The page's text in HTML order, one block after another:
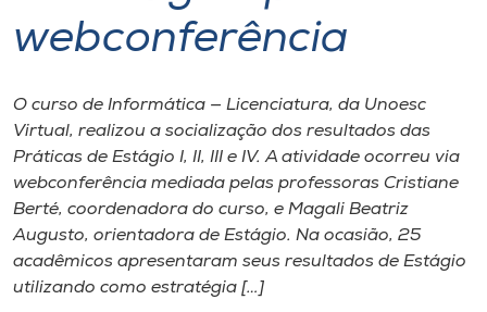
Internacionalização
I.nova
Diplomados
webconferência
O curso de Informática — Licenciatura, da Unoesc
Virtual, realizou a socialização dos resultados das
Práticas de Estágio I, II, III e IV. A atividade ocorreu via
webconferência mediada pelas professoras Cristiane
Berté, coordenadora do curso, e Magali Beatriz
Augusto, orientadora de Estágio. Na ocasião, 25
acadêmicos apresentaram seus resultados de Estágio
utilizando como estratégia […]